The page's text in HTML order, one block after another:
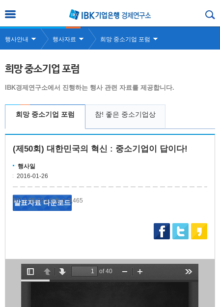
행사안내 행사자료 희망 중소기업 포럼
희망 중소기업 포럼
IBK경제연구소에서 진행하는 행사 관련 자료를 제공합니다.
희망 중소기업 포럼 참! 좋은 중소기업상
(제50회) 대한민국의 혁신 : 중소기업이 답이다!
행사일
2016-01-26
2017-05-08|조회수 3,465
발표자료 다운로드